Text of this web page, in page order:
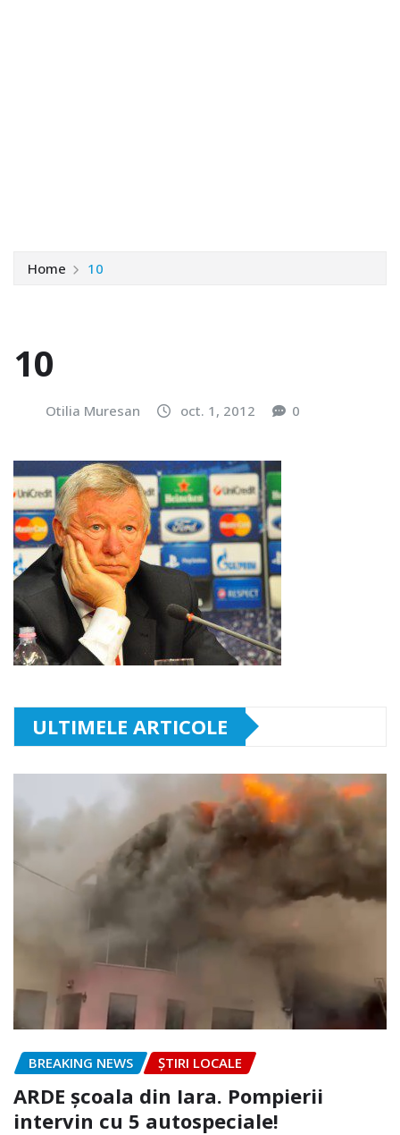
Home 10
10
Otilia Muresan oct. 1, 2012 0
ULTIMELE ARTICOLE
BREAKING NEWS ȘTIRI LOCALE
ARDE școala din Iara. Pompierii
intervin cu 5 autospeciale!